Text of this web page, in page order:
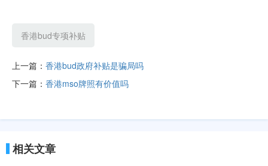
香港bud专项补贴
上一篇： 香港bud政府补贴是骗局吗
下一篇： 香港mso牌照有价值吗
相关文章